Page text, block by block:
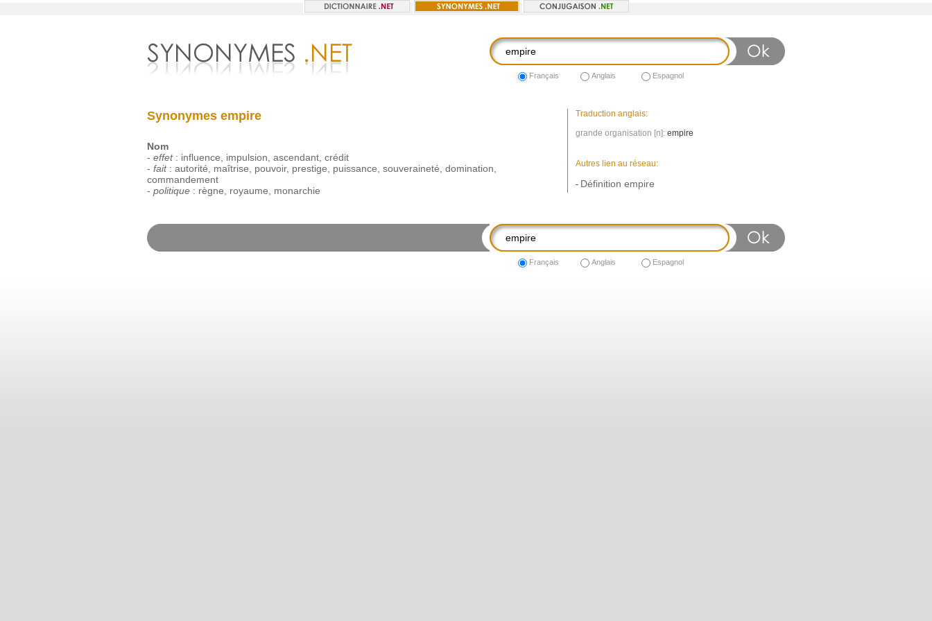
Français Anglais Espagnol
Synonymes empire
Nom
- effet: influence impulsion ascendant, crédit
- fait: autorité maîtrise pouvoir, prestige puissance souveraineté domination
commandement
- politique: règne royaume monarchie
Traduction anglais:
grande organisation [n]: empire
Autres lien au réseau:
- Définition empire
Français Anglais Espagnol